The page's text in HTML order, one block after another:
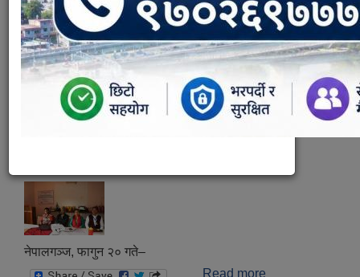
जेष्ठ महिलालाई सम्मानसँगै स्वास्थ्योपचार
Read moreabout जेष्ठ
महिलालाई सम्मानसँगै
स्वास्थ्योपचार !
नेपालगञ्ज उपमहानगरपालिकाद्धारा दमकलकर्मीलाई
नेपालगञ्ज, फागुन २० गते–
Read more